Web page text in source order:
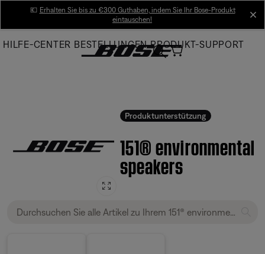
Main
💶 Erhalten Sie bis zu €300 Guthaben, indem Sie Ihr Bose-Produkt
eintauschen!
HILFE-CENTER BESTELLUNGEN PRODUKT-SUPPORT
Produktunterstützung
151® environmental
speakers